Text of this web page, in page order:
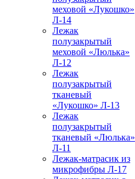
меховой «Лукошко»
Л-14
Лежак
полузакрытый
меховой «Люлька»
Л-12
Лежак
полузакрытый
тканевый
«Лукошко» Л-13
Лежак
полузакрытый
тканевый «Люлька»
Л-11
Лежак-матрасик из
микрофибры Л-17